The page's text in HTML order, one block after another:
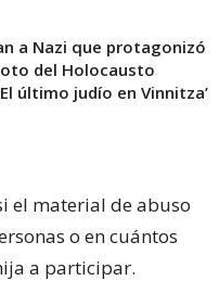
a Nazi que protagonizó
del Holocausto
último judío en Vinnitza’
el material de abuso
o en cuántos
a participar.